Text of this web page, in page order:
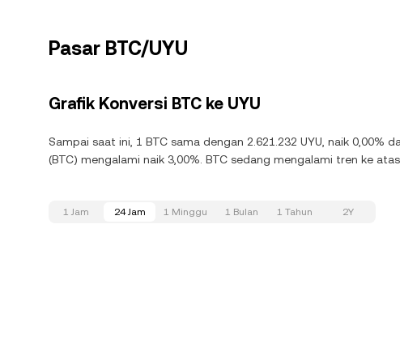
Pasar BTC/UYU
Grafik Konversi BTC ke UYU
Sampai saat ini, 1 BTC sama dengan 2.621.232 UYU, naik 0,00%
(BTC) mengalami naik 3,00%. BTC sedang mengalami tren ke
1 Jam 24 Jam 1 Minggu 1 Bulan 1 Tahun 2Y